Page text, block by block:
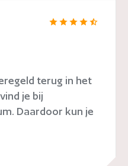
terug in het
je bij
Daardoor kun je